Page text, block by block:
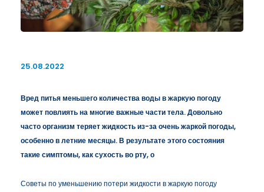
25.08.2022
Вред питья меньшего количества воды в жаркую погоду
может повлиять на многие важные части тела. Довольно
часто организм теряет жидкость из-за очень жаркой погоды,
особенно в летние месяцы. В результате этого состояния
такие симптомы, как сухость во рту, о
Советы по уменьшению потери жидкости в жаркую погоду